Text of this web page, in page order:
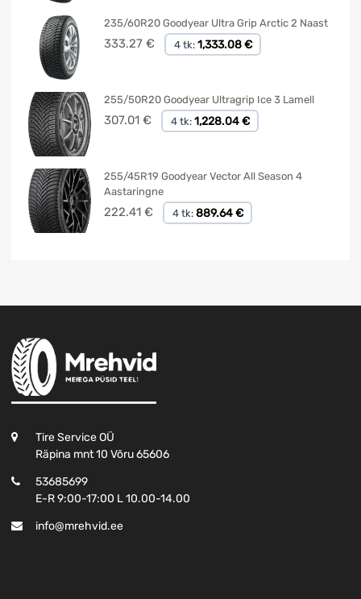
235/60R20 Goodyear Ultra Grip Arctic 2 Naast
333.27 € 4 tk: 1,333.08 €
255/50R20 Goodyear Ultragrip Ice 3 Lamell
307.01 € 4 tk: 1,228.04 €
255/45R19 Goodyear Vector All Season 4
Aastaringne
222.41 € 4 tk: 889.64 €
Tire Service OÜ
Räpina mnt 10 Võru 65606
53685699
E-R 9:00-17:00 L 10.00-14.00
info@mrehvid.ee